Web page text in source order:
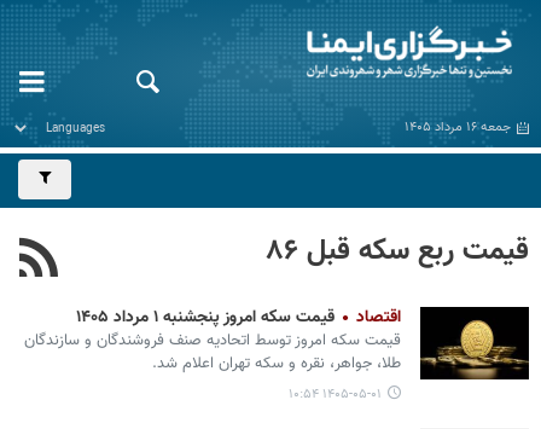
جمعه ۱۶ مرداد ۱۴۰۵
قیمت ربع سکه قبل ۸۶
اقتصاد قیمت سکه امروز پنجشنبه ۱ مرداد ۱۴۰۵
قیمت سکه امروز توسط اتحادیه صنف فروشندگان و سازندگان
طلا، جواهر، نقره و سکه تهران اعلام شد.
۱۴۰۵-۰۵-۰۱ ۱۰:۵۴